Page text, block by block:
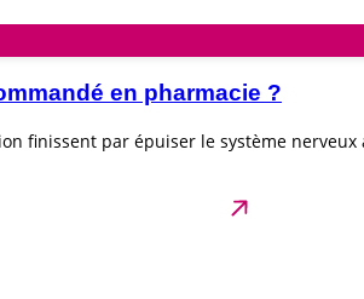
en pharmacie ?
finissent par épuiser le système nerveux